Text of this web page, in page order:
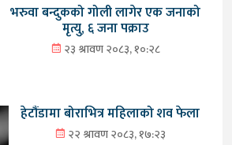
भरुवा बन्दुकको गोली लागेर एक जनाको
मृत्यु, ६ जना पक्राउ
२३ श्रावण २०८३, १०:२८
हेटौंडामा बोराभित्र महिलाको शव फेला
२२ श्रावण २०८३, १७:२३